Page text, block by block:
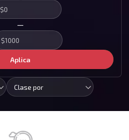
—
Aplica
Clase por